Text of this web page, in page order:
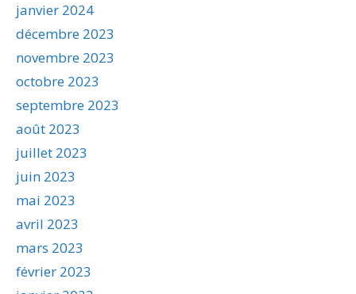
janvier 2024
décembre 2023
novembre 2023
octobre 2023
septembre 2023
août 2023
juillet 2023
juin 2023
mai 2023
avril 2023
mars 2023
février 2023